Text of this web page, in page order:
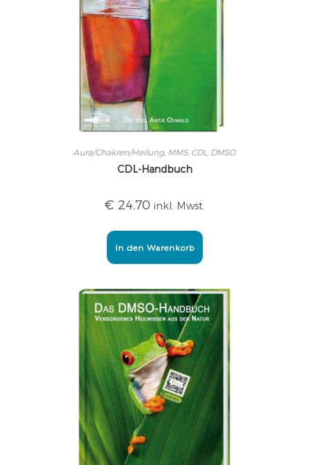
Aura/Chakren/Heilung MMS, CDL, DMSO
CDL-Handbuch
€ 24,70 inkl. Mwst.
In den Warenkorb